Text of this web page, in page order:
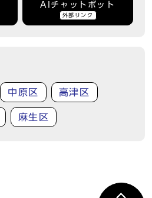
AIチャットボット
外部リンク
中原区 高津区
麻生区